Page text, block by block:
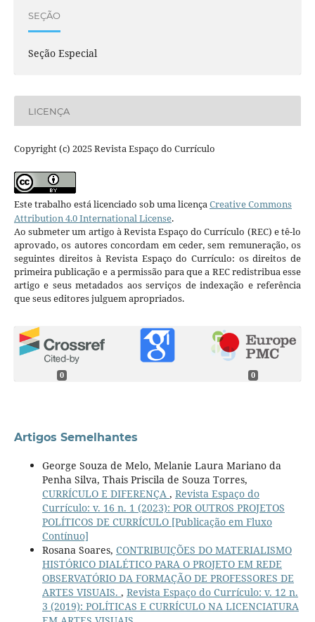
SEÇÃO
Seção Especial
LICENÇA
Copyright (c) 2025 Revista Espaço do Currículo
Este trabalho está licenciado sob uma licença Creative Commons
Attribution 4.0 International License.
Ao submeter um artigo à Revista Espaço do Currículo (REC) e tê-lo
aprovado, os autores concordam em ceder, sem remuneração, os
seguintes direitos à Revista Espaço do Currículo: os direitos de
primeira publicação e a permissão para que a REC redistribua esse
artigo e seus metadados aos serviços de indexação e referência
que seus editores julguem apropriados.
0 0
Artigos Semelhantes
George Souza de Melo, Melanie Laura Mariano da
Penha Silva, Thais Priscila de Souza Torres,
CURRÍCULO E DIFERENÇA , Revista Espaço do
Currículo: v. 16 n. 1 (2023): POR OUTROS PROJETOS
POLÍTICOS DE CURRÍCULO [Publicação em Fluxo
Contínuo]
Rosana Soares, CONTRIBUIÇÕES DO MATERIALISMO
HISTÓRICO DIALÉTICO PARA O PROJETO EM REDE
OBSERVATÓRIO DA FORMAÇÃO DE PROFESSORES DE
ARTES VISUAIS. , Revista Espaço do Currículo: v. 12 n.
3 (2019): POLÍTICAS E CURRÍCULO NA LICENCIATURA